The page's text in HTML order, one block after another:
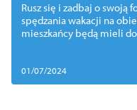
Rehabilitacji
Rusz się i zadbaj o swoją
spędzania wakacji na
mieszkańcy będą mieli
01/07/2024